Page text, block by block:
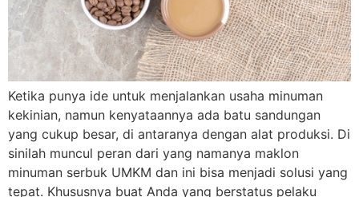
Ketika punya ide untuk menjalankan usaha minuman
kekinian, namun kenyataannya ada batu sandungan
yang cukup besar, di antaranya dengan alat produksi. Di
sinilah muncul peran dari yang namanya maklon
minuman serbuk UMKM dan ini bisa menjadi solusi yang
tepat. Khususnya buat Anda yang berstatus pelaku